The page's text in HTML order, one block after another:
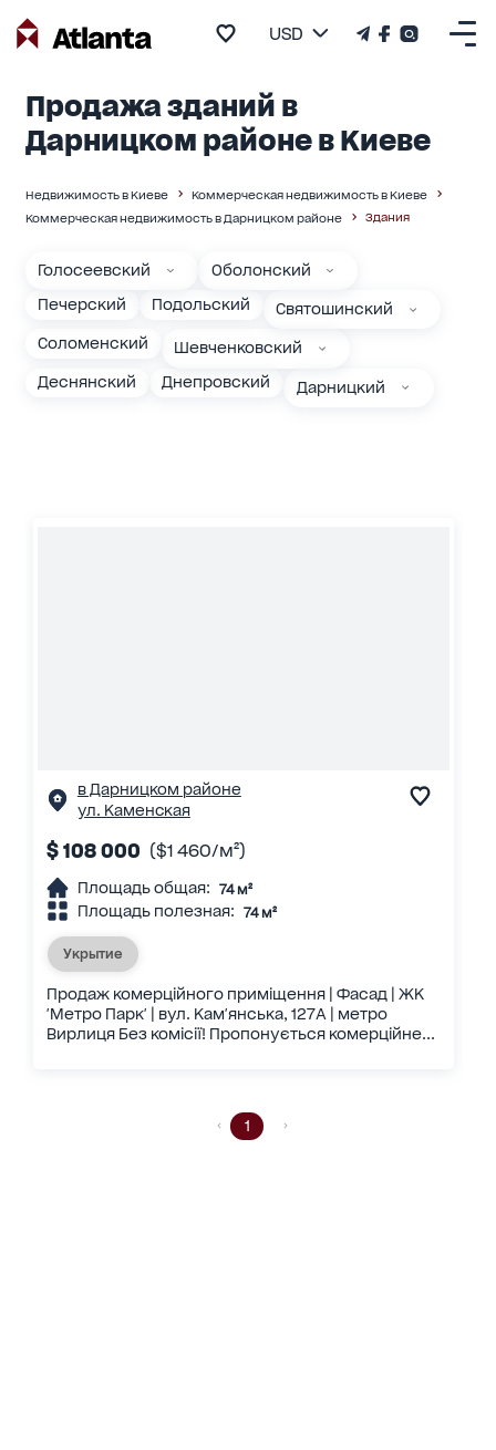
USD
Продажа зданий в
Дарницком районе в Киеве
Недвижимость в Киеве
Коммерческая недвижимость в Киеве
Коммерческая недвижимость в Дарницком районе
Здания
Голосеевский
Оболонский
Печерский
Подольский
Святошинский
Соломенский
Шевченковский
Деснянский
Днепровский Дарницкий
в Дарницком районе
ул. Каменская
$ 108 000 ($1 460/м²)
Площадь общая: 74 м²
Площадь полезная: 74 м²
Укрытие
Продаж комерційного приміщення | Фасад | ЖК
'Метро Парк' | вул. Кам'янська, 127А | метро
Вирлиця Без комісії! Пропонується комерційне...
1